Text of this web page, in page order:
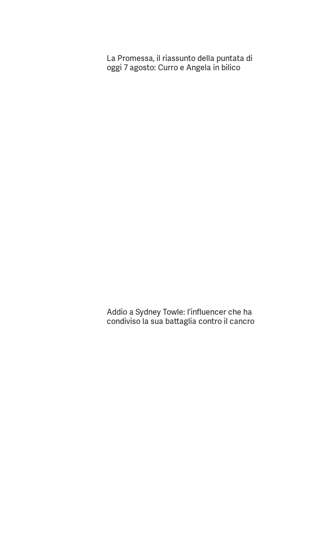
La Promessa, il riassunto della puntata di
oggi 7 agosto: Curro e Angela in bilico
Addio a Sydney Towle: l’influencer che ha
condiviso la sua battaglia contro il cancro